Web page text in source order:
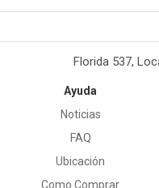
Florida 537,
Ayuda
Noticias
FAQ
Ubicación
Como Comprar